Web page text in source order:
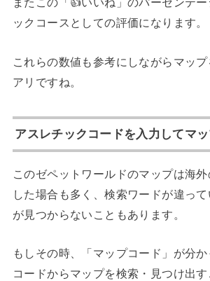
ックコースとしての評価になります。
これらの数値も参考にしながらマッ
アリですね。
アスレチックコードを入力してマ
このゼペットワールドのマップは海
した場合も多く、検索ワードが違っ
が見つからないこともあります。
もしその時、「マップコード」が分
コードからマップを検索・見つけ出す